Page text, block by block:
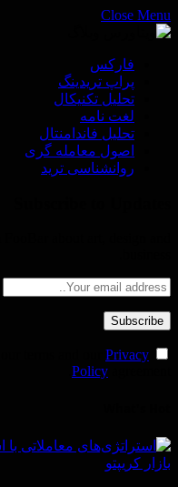
Close Menu
فاركس
پراپ تريدينگ
تحليل تكنيكال
لغت نامه
تحليل فاندامنتال
اصول معامله گرى
روانشناسى ترید
Privacy
Policy